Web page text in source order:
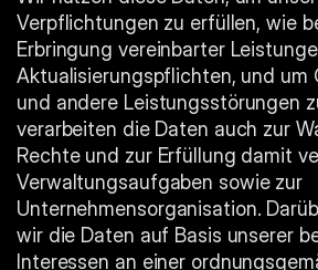
Verpflichtungen zu erfüllen, wie
Erbringung vereinbarter
Aktualisierungspflichten, und um
und andere Leistungsstörungen
verarbeiten die Daten auch zur
Rechte und zur Erfüllung damit
Verwaltungsaufgaben sowie zur
Unternehmensorganisation.
wir die Daten auf Basis unserer
Interessen an einer